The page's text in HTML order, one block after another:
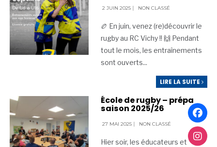
2 JUIN 2025 NON CLASSÉ
🏉 En juin, venez (re)découvrir le
rugby au RC Vichy !! 🙌 Pendant
tout le mois, les entraînements
sont ouverts...
LIRE LA SUITE
École de rugby – prépa
saison 2025/26
27 MAI 2025 NON CLASSÉ
Hier soir, les éducateurs et